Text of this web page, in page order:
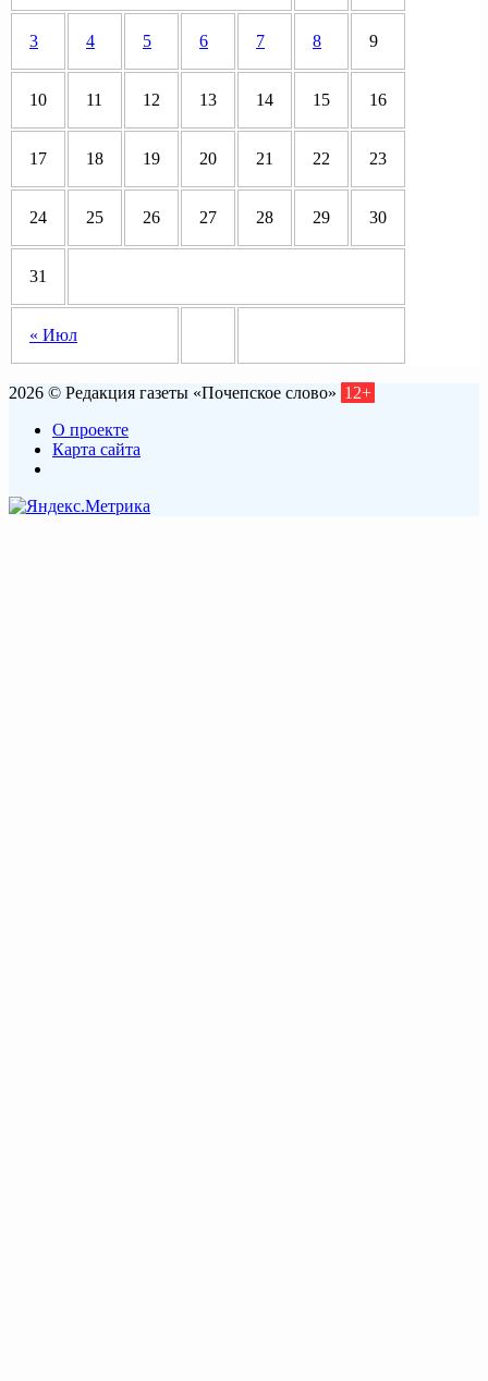
« Июл
3 4 5 6 7 8 9
10 11 12 13 14 15 16
17 18 19 20 21 22 23
24 25 26 27 28 29 30
31
2026 © Редакция газеты «Почепское слово» 12+
О проекте
Карта сайта